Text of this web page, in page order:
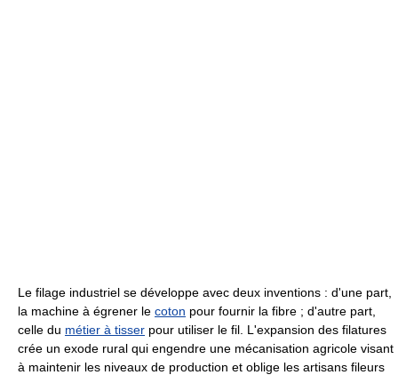
Le filage industriel se développe avec deux inventions : d'une part,
la machine à égrener le coton pour fournir la fibre ; d'autre part,
celle du métier à tisser pour utiliser le fil. L'expansion des filatures
crée un exode rural qui engendre une mécanisation agricole visant
à maintenir les niveaux de production et oblige les artisans fileurs